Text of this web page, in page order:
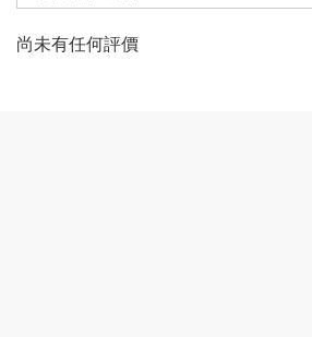
尚未有任何評價